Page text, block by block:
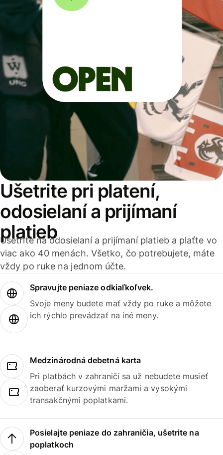
Ušetrite pri platení,
odosielaní a prijímaní
platieb
Ušetrite na odosielaní a prijímaní platieb a plaťte vo
viac ako 40 menách. Všetko, čo potrebujete, máte
vždy po ruke na jednom účte.
Spravujte peniaze odkiaľkoľvek.
Svoje meny budete mať vždy po ruke a môžete
ich rýchlo prevádzať na iné meny.
Medzinárodná debetná karta
Pri platbách v zahraničí sa už nebudete musieť
zaoberať kurzovými maržami a vysokými
transakčnými poplatkami.
Posielajte peniaze do zahraničia, ušetrite na
poplatkoch